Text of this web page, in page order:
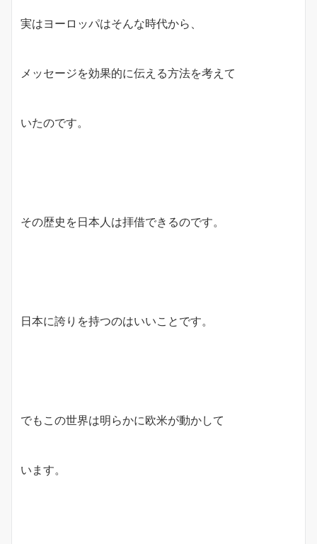
実はヨーロッパはそんな時代から、
メッセージを効果的に伝える方法を考えて
いたのです。
その歴史を日本人は拝借できるのです。
日本に誇りを持つのはいいことです。
でもこの世界は明らかに欧米が動かして
います。